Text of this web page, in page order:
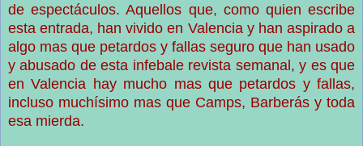
de espectáculos. Aquellos que, como quien escribe
esta entrada, han vivido en Valencia y han aspirado a
algo mas que petardos y fallas seguro que han usado
y abusado de esta infebale revista semanal, y es que
en Valencia hay mucho mas que petardos y fallas,
incluso muchísimo mas que Camps, Barberás y toda
esa mierda.